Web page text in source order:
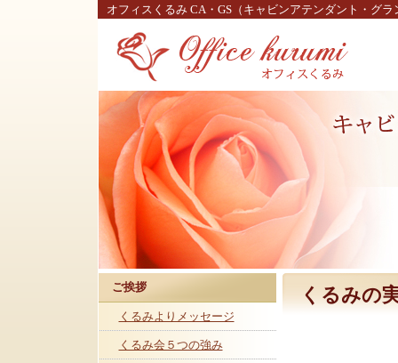
オフィスくるみ CA・GS（キャビンアテンダント・グ
ご挨拶
くるみよりメッセージ
くるみ会５つの強み
くるみの